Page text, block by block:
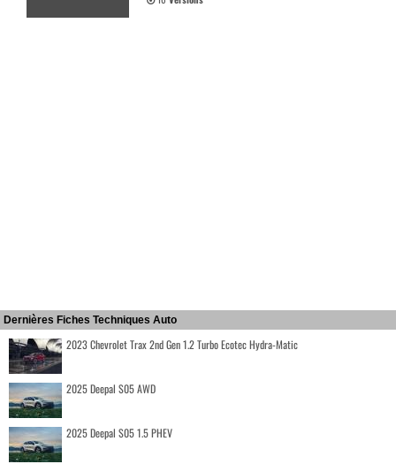
Dernières Fiches Techniques Auto
2023 Chevrolet Trax 2nd Gen 1.2 Turbo Ecotec Hydra-Matic
2025 Deepal S05 AWD
2025 Deepal S05 1.5 PHEV